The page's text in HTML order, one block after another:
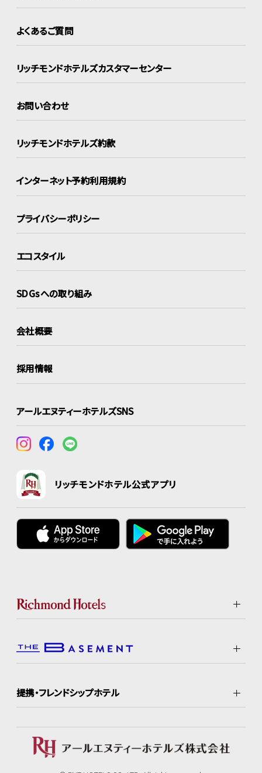
よくあるご質問
リッチモンドホテルズカスタマーセンター
お問い合わせ
リッチモンドホテルズ約款
インターネット予約利用規約
プライバシーポリシー
エコスタイル
SDGsへの取り組み
会社概要
採用情報
アールエヌティーホテルズSNS
リッチモンドホテル公式アプリ
提携・フレンドシップホテル